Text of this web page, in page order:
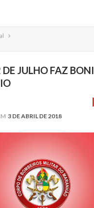
DE JULHO FAZ
3 DE ABRIL DE 2018